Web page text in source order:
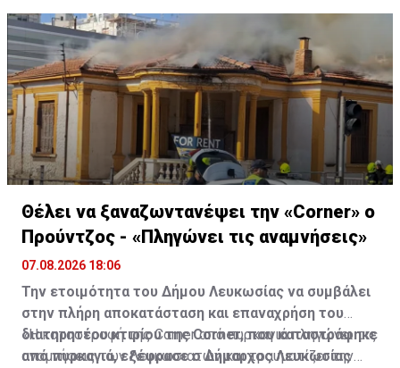
τους, οι μοτοσυκλετιστές έκαναν στάση και στον
Τύμβο Μακεδονίτισσας, πριν φτάσουν στο οδόφραγμα
Αγίου Δομετίου.
Θέλει να ξαναζωντανέψει την «Corner» o
Προύντζος - «Πληγώνει τις αναμνήσεις»
07.08.2026 18:06
Την ετοιμότητα του Δήμου Λευκωσίας να συμβάλει
στην πλήρη αποκατάσταση και επαναχρήση του
διατηρητέου κτιρίου της Corner, που καταστράφηκε
από πυρκαγιά, εξέφρασε ο Δήμαρχος Λευκωσίας
«Η καταστροφή της Corner από πυρκαγιά πληγώνει τις
αναμνήσεις των Λευκωσιατών και τραυματίζει την